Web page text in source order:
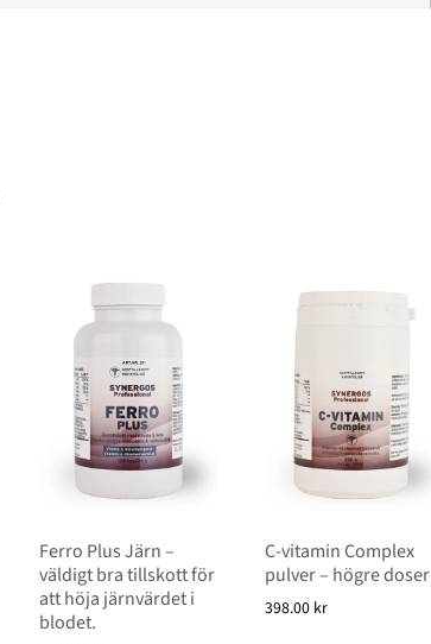
Ferro Plus Järn –
väldigt bra tillskott för
att höja järnvärdet i
blodet.
C-vitamin Complex
pulver – högre doser
398.00 kr